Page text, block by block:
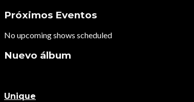
Próximos Eventos
No upcoming shows scheduled
Nuevo álbum
Unique